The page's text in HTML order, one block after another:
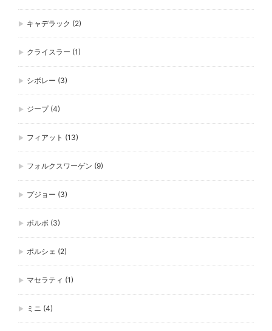
キャデラック (2)
クライスラー (1)
シボレー (3)
ジープ(4)
フィアット (13)
フォルクスワーゲン (9)
プジョー (3)
ボルボ (3)
ポルシェ (2)
マセラティ (1)
ミニ (4)